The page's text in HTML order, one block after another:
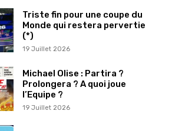
Triste fin pour une coupe du
Monde qui restera pervertie
(*)
19 Juillet 2026
Michael Olise : Partira ?
Prolongera ? A quoi joue
l’Equipe ?
19 Juillet 2026